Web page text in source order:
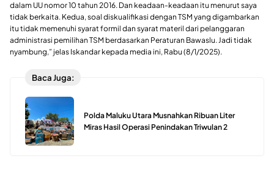
dalam UU nomor 10 tahun 2016. Dan keadaan-keadaan itu menurut saya
tidak berkaita. Kedua, soal diskualifikasi dengan TSM yang digambarkan
itu tidak memenuhi syarat formil dan syarat materil dari pelanggaran
administrasi pemilihan TSM berdasarkan Peraturan Bawaslu. Jadi tidak
nyambung,” jelas Iskandar kepada media ini, Rabu (8/1/2025).
Baca Juga:
Polda Maluku Utara Musnahkan Ribuan Liter
Miras Hasil Operasi Penindakan Triwulan 2